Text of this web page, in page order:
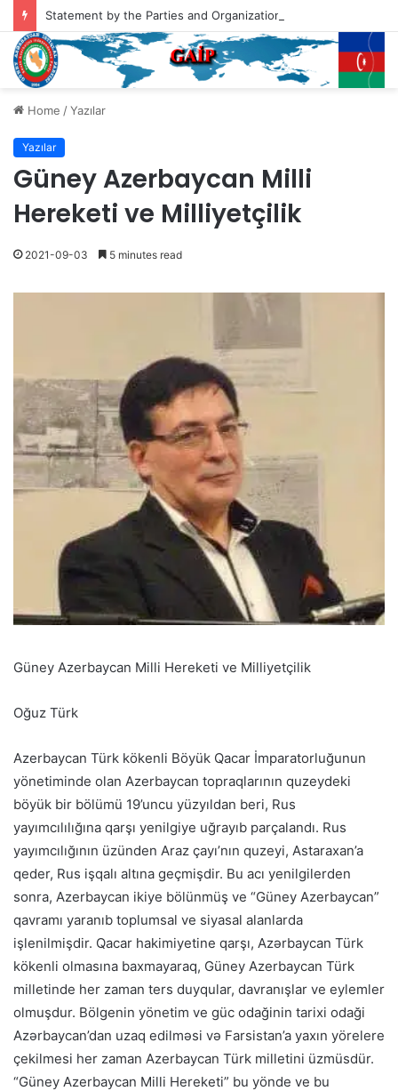
Home /Yazılar
Yazılar
Güney Azerbaycan Milli
Hereketi ve Milliyetçilik
2021-09-03 5 minutes read
Güney Azerbaycan Milli Hereketi ve Milliyetçilik
Oğuz Türk
Azerbaycan Türk kökenli Böyük Qacar İmparatorluğunun
yönetiminde olan Azerbaycan topraqlarının quzeydeki
böyük bir bölümü 19’uncu yüzyıldan beri, Rus
yayımcılılığına qarşı yenilgiye uğrayıb parçalandı. Rus
yayımcılığının üzünden Araz çayı’nın quzeyi, Astaraxan’a
qeder, Rus işqalı altına geçmişdir. Bu acı yenilgilerden
sonra, Azerbaycan ikiye bölünmüş ve “Güney Azerbaycan”
qavramı yaranıb toplumsal ve siyasal alanlarda
işlenilmişdir. Qacar hakimiyetine qarşı, Azərbaycan Türk
kökenli olmasına baxmayaraq, Güney Azerbaycan Türk
milletinde her zaman ters duyqular, davranışlar ve eylemler
olmuşdur. Bölgenin yönetim ve güc odağinin tarixi odaği
Azərbaycan’dan uzaq edilməsi və Farsistan’a yaxın yörelere
çekilmesi her zaman Azerbaycan Türk milletini üzmüsdür.
“Güney Azerbaycan Milli Hereketi” bu yönde ve bu